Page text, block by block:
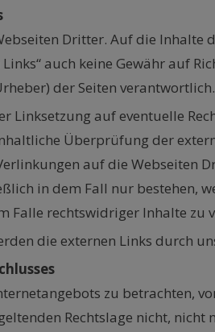
Dritter. Auf die
auch keine Gewähr auf
der Seiten verantwortlich.
Linksetzung auf eventuelle
Überprüfung der
auf die Webseiten
in dem Fall nur bestehen,
Falle rechtswidriger Inhalte zu
die externen Links durch
zu betrachten,
Rechtslage nicht,